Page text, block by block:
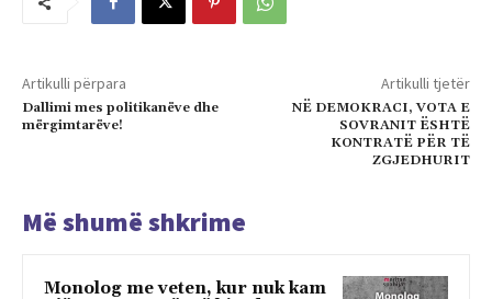
Artikulli përpara
Dallimi mes politikanëve dhe
mërgimtarëve!
Artikulli tjetër
NË DEMOKRACI, VOTA E
SOVRANIT ËSHTË
KONTRATË PËR TË
ZGJEDHURIT
Më shumë shkrime
Monolog me veten, kur nuk kam